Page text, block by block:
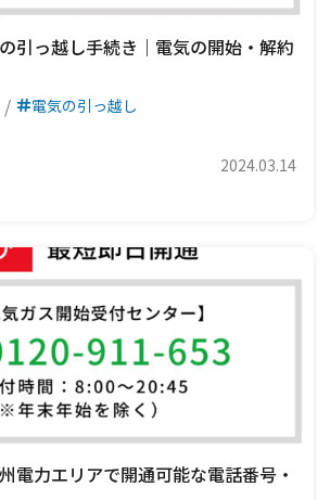
引っ越し手続き｜電気の開始・解約
電気の引っ越し
2024.03.14
電力エリアで開通可能な電話番号・